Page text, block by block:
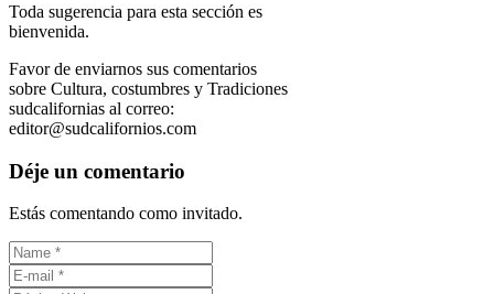
Toda sugerencia para esta sección es
bienvenida.
Favor de enviarnos sus comentarios
sobre Cultura, costumbres y Tradiciones
sudcalifornias al correo:
editor@sudcalifornios.com
Déje un comentario
Estás comentando como invitado.